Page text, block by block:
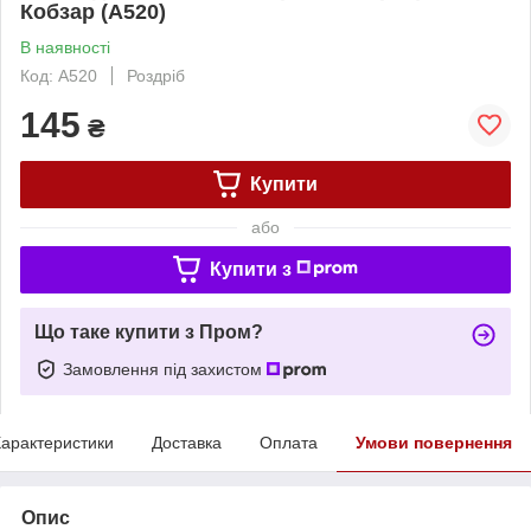
Кобзар (А520)
В наявності
Код: А520
Роздріб
145 ₴
Купити
або
Купити з
Що таке купити з Пром?
Замовлення під захистом
Доставка Оплата Умови повернення
Опис